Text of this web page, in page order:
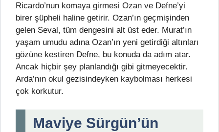
Ricardo’nun komaya girmesi Ozan ve Defne’yi
birer şüpheli haline getirir. Ozan’ın geçmişinden
gelen Seval, tüm dengesini alt üst eder. Murat’ın
yaşam umudu adına Ozan’ın yeni getirdiği altınları
gözüne kestiren Defne, bu konuda da adım atar.
Ancak hiçbir şey planlandığı gibi gitmeyecektir.
Arda’nın okul gezisindeyken kaybolması herkesi
çok korkutur.
Maviye Sürgün’ün